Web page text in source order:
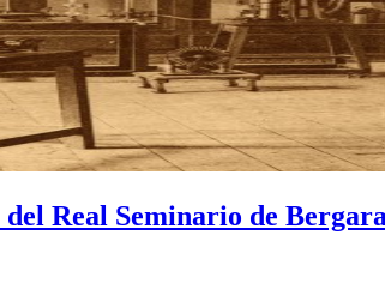
Real Seminario de